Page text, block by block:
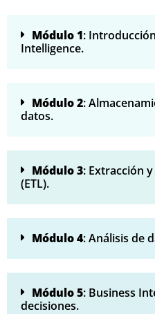
Módulo 1:
Intelligence.
Módulo 2:
datos.
Módulo 3: Extracción
(ETL).
Módulo 4: Análisis de
Módulo 5: Business
decisiones.